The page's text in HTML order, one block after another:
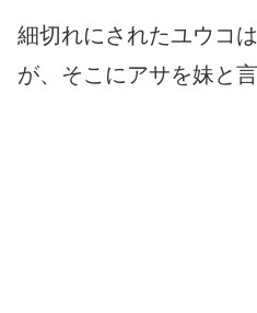
細切れにされたユウコ
が、そこにアサを妹と